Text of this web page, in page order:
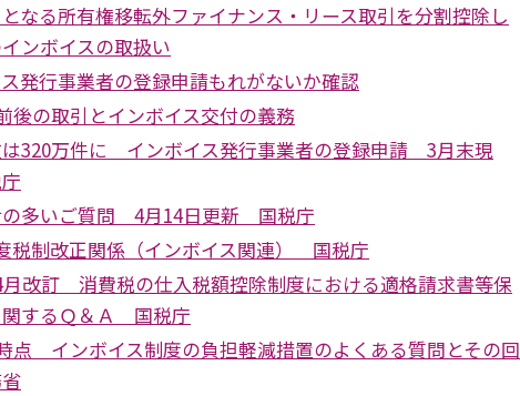
なる所有権移転外ファイナンス・リース取引を分割控除し
ンボイスの取扱い
発行事業者の登録申請もれがないか確認
後の取引とインボイス交付の義務
は320万件に インボイス発行事業者の登録申請 3月末現
の多いご質問 4月14日更新 国税庁
税制改正関係（インボイス関連） 国税庁
改訂 消費税の仕入税額控除制度における適格請求書等保
するＱ＆Ａ 国税庁
点 インボイス制度の負担軽減措置のよくある質問とその回